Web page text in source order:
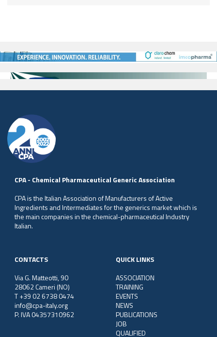
CPA - Chemical Pharmaceutical Generic Association
CPA is the Italian Association of Manufacturers of Active
Ingredients and Intermediates for the generics market which is
the main companies in the chemical-pharmaceutical Industry
Italian.
CONTACTS
Via G. Matteotti, 90
28062 Cameri (NO)
T +39 02 6738 0474
info@cpa-italy.org
P. IVA 04357310962
QUICK LINKS
ASSOCIATION
TRAINING
EVENTS
NEWS
PUBLICATIONS
JOB
QUALIFIED